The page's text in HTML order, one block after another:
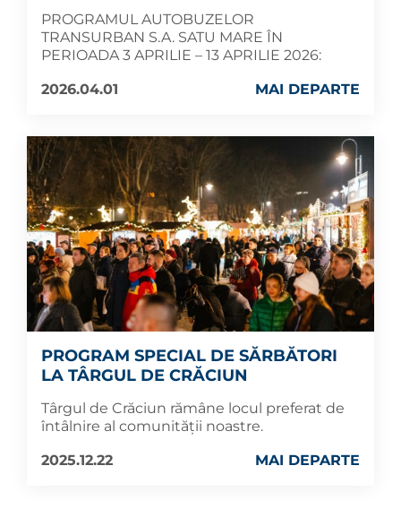
PROGRAMUL AUTOBUZELOR
TRANSURBAN S.A. SATU MARE ÎN
PERIOADA 3 APRILIE – 13 APRILIE 2026:
2026.04.01
MAI DEPARTE
PROGRAM SPECIAL DE SĂRBĂTORI
LA TÂRGUL DE CRĂCIUN
Târgul de Crăciun rămâne locul preferat de
întâlnire al comunității noastre.
2025.12.22
MAI DEPARTE